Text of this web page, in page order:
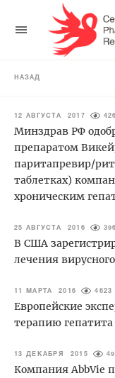
НАЗАД
12 АВГУСТА 2017
Минздрав РФ
препаратом
паритапревир/
таблетках)
хроническим
25 АВГУСТА 2016
В США
лечения
11 МАРТА 2016 4623
Европейские
терапию
13 ДЕКАБРЯ 2015
Компания AbbVie